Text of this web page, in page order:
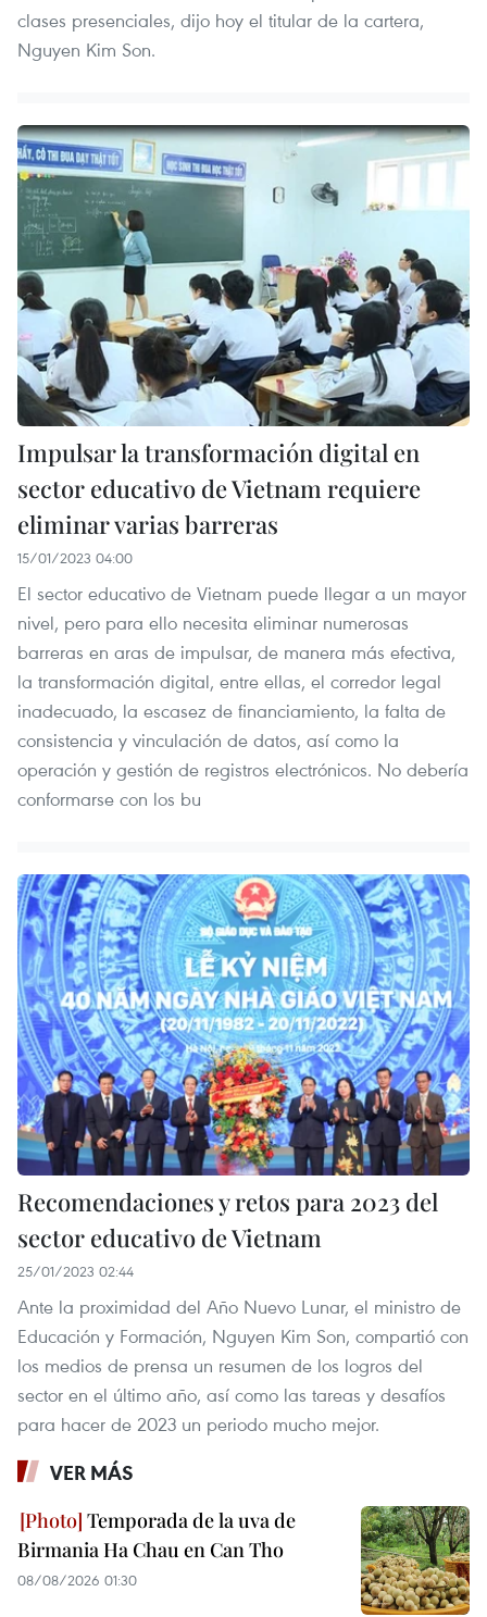
clases presenciales, dijo hoy el titular de la cartera,
Nguyen Kim Son.
Impulsar la transformación digital en
sector educativo de Vietnam requiere
eliminar varias barreras
15/01/2023 04:00
El sector educativo de Vietnam puede llegar a un mayor
nivel, pero para ello necesita eliminar numerosas
barreras en aras de impulsar, de manera más efectiva,
la transformación digital, entre ellas, el corredor legal
inadecuado, la escasez de financiamiento, la falta de
consistencia y vinculación de datos, así como la
operación y gestión de registros electrónicos. No debería
conformarse con los bu
Recomendaciones y retos para 2023 del
sector educativo de Vietnam ​
25/01/2023 02:44
Ante la proximidad del Año Nuevo Lunar, el ministro de
Educación y Formación, Nguyen Kim Son, compartió con
los medios de prensa un resumen de los logros del
sector en el último año, así como las tareas y desafíos
para hacer de 2023 un periodo mucho mejor.
VER MÁS
Temporada de la uva de
Birmania Ha Chau en Can Tho
08/08/2026 01:30